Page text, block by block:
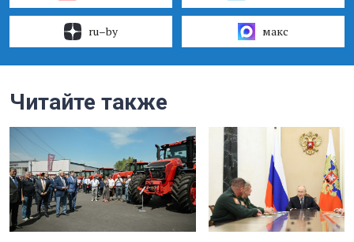
ru–by макс
Читайте также